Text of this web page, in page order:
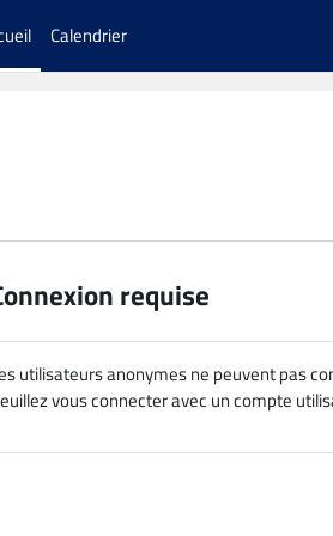
Calendrier
requise
utilisateurs anonymes ne peuvent pas
vous connecter avec un compte